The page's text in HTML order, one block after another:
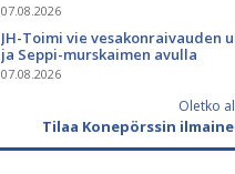
07.08.2026
JH-Toimi vie vesakonraivauden
ja Seppi-murskaimen avulla
07.08.2026
Oletko
Tilaa Konepörssin